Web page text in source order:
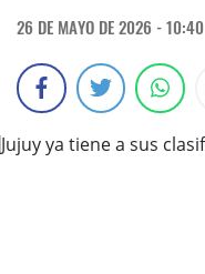
26 DE MAYO DE 2026 - 10:40